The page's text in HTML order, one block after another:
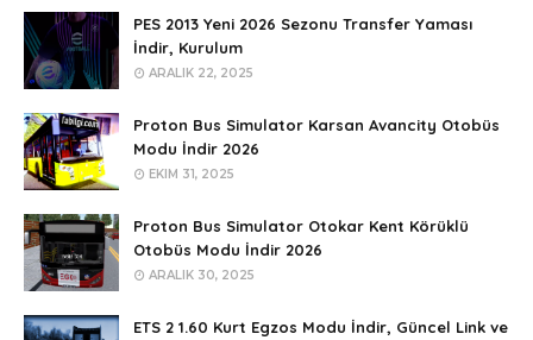
PES 2013 Yeni 2026 Sezonu Transfer Yaması
İndir, Kurulum
ARALIK 22, 2025
Proton Bus Simulator Karsan Avancity Otobüs
Modu İndir 2026
EKIM 31, 2025
Proton Bus Simulator Otokar Kent Körüklü
Otobüs Modu İndir 2026
ARALIK 30, 2025
ETS 2 1.60 Kurt Egzos Modu İndir, Güncel Link ve